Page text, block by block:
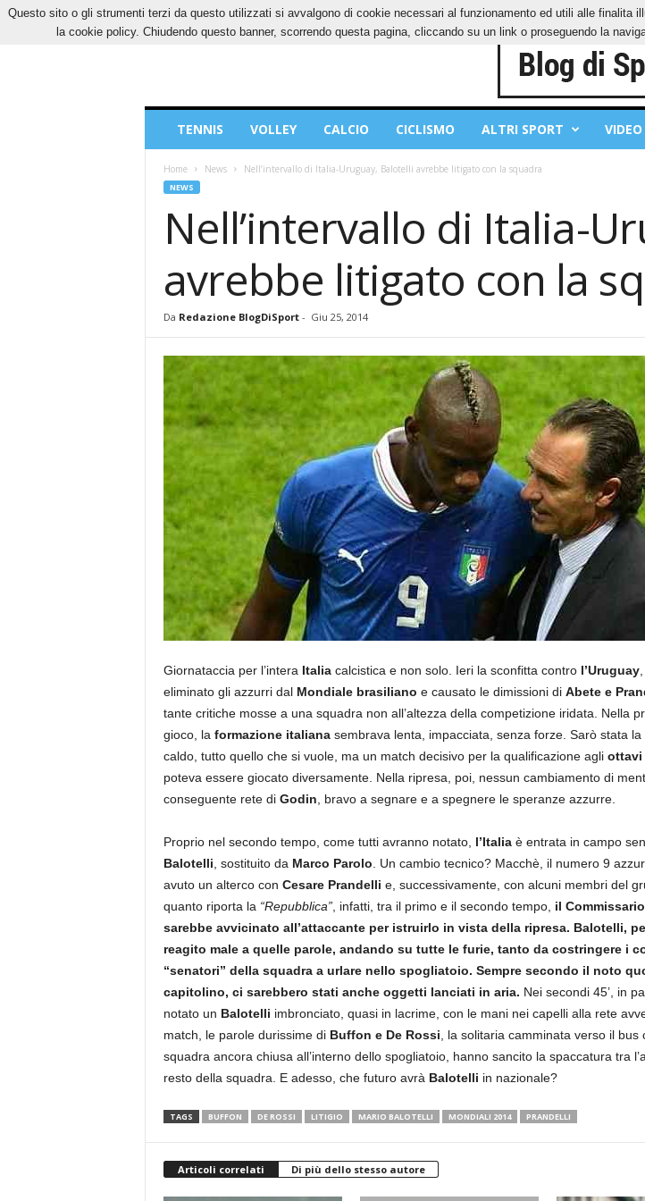
GIOVEDÌ, 6 AGOSTO 2026 CONTATTI COOKIES PRIVACY POLICY
Sport
TENNIS VOLLEY CALCIO CICLISMO ALTRI SPORT VIDEO
Home News Nell’intervallo di Italia-Uruguay, Balotelli avrebbe litigato con la squadra
NEWS
Nell’intervallo di Italia-
avrebbe litigato con la
Da Redazione BlogDiSport- Giu 25, 2014
Giornataccia per l’intera Italia calcistica e non solo. Ieri la sconfitta contro l’Uruguay,
eliminato gli azzurri dal Mondiale brasiliano e causato le dimissioni di Abete e
tante critiche mosse a una squadra non all’altezza della competizione iridata. Nella
gioco, la formazione italianasembrava lenta, impacciata, senza forze. Sarò stata la
caldo, tutto quello che si vuole, ma un match decisivo per la qualificazione agli ottavi
poteva essere giocato diversamente. Nella ripresa, poi, nessun cambiamento di
conseguente rete di Godin , bravo a segnare e a spegnere le speranze azzurre.
Proprio nel secondo tempo, come tutti avranno notato, l’Italia è entrata in campo
Balotelli , sostituito da Marco Parolo . Un cambio tecnico? Macchè, il numero 9
avuto un alterco con Cesare Prandelli e, successivamente, con alcuni membri del
quanto riporta la “Repubblica”, infatti, tra il primo e il secondo tempo, il
sarebbe avvicinato all’attaccante per istruirlo in vista della ripresa. Balotelli,
reagito male a quelle parole, andando su tutte le furie, tanto da costringere i
“senatori” della squadra a urlare nello spogliatoio. Sempre secondo il noto
capitolino, ci sarebbero stati anche oggetti lanciati in aria. Nei secondi 45’, in
notato un Balotelli imbronciato, quasi in lacrime, con le mani nei capelli alla rete
match, le parole durissime di Buffon e De Rossi , la solitaria camminata verso il bus
squadra ancora chiusa all’interno dello spogliatoio, hanno sancito la spaccatura tra
resto della squadra. E adesso, che futuro avrà Balotelli in nazionale?
TAGS BUFFON DE ROSSI LITIGIO MARIO BALOTELLI MONDIALI 2014 PRANDELLI
Articoli correlati Di più dello stesso autore
Questo sito o gli strumenti terzi da questo utilizzati si avvalgono di cookie necessari al funzionamento ed utili alle
la cookie policy. Chiudendo questo banner, scorrendo questa pagina, cliccando su un link o proseguendo la